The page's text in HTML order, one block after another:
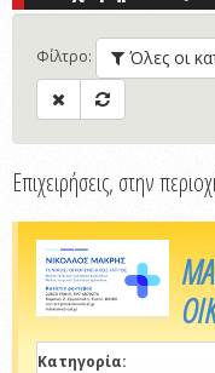
Φίλτρο: Όλες οι
Επιχειρήσεις, στην
Κατηγορία: